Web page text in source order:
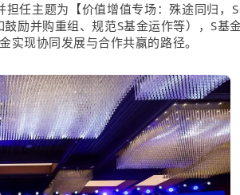
任主题为【价值增值专场：殊途同归，
励并购重组、规范S基金运作等），S基
实现协同发展与合作共赢的路径。